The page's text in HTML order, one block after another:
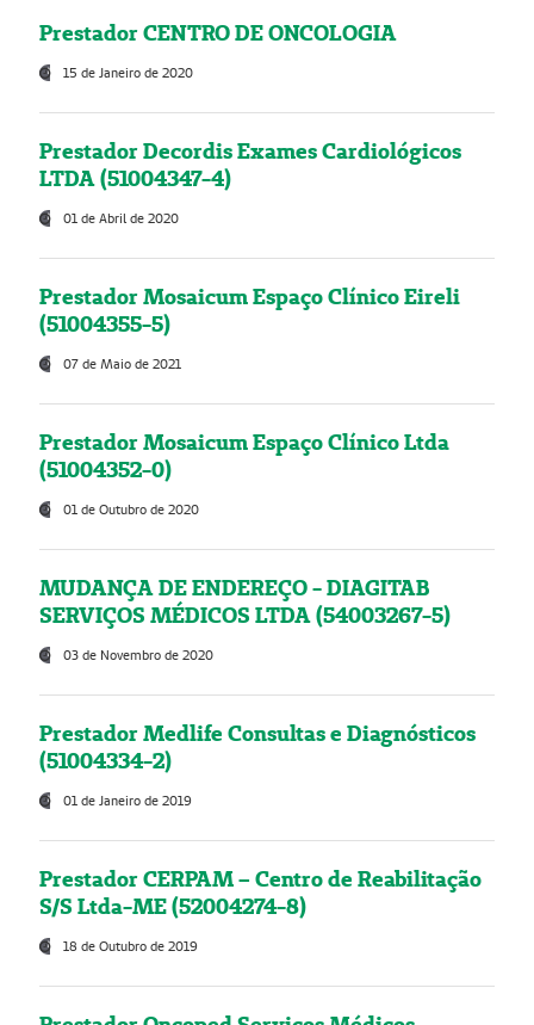
Prestador CENTRO DE ONCOLOGIA
15 de Janeiro de 2020
Prestador Decordis Exames Cardiológicos
LTDA (51004347-4)
01 de Abril de 2020
Prestador Mosaicum Espaço Clínico Eireli
(51004355-5)
07 de Maio de 2021
Prestador Mosaicum Espaço Clínico Ltda
(51004352-0)
01 de Outubro de 2020
MUDANÇA DE ENDEREÇO - DIAGITAB
SERVIÇOS MÉDICOS LTDA (54003267-5)
03 de Novembro de 2020
Prestador Medlife Consultas e Diagnósticos
(51004334-2)
01 de Janeiro de 2019
Prestador CERPAM – Centro de Reabilitação
S/S Ltda-ME (52004274-8)
18 de Outubro de 2019